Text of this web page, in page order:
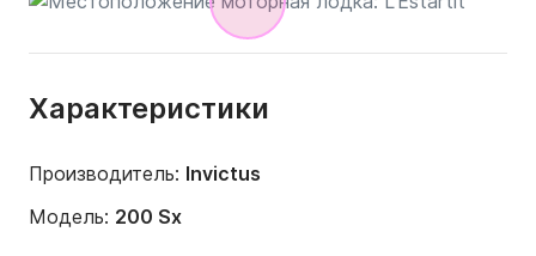
Характеристики
Производитель: Invictus
Модель: 200 Sx